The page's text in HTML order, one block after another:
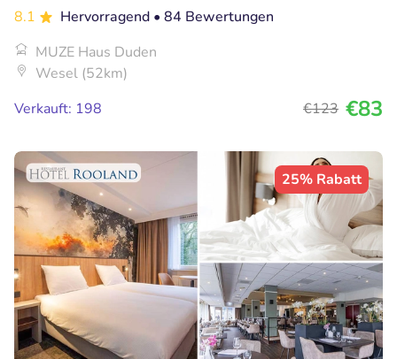
8.1 Hervorragend • 84 Bewertungen
MUZE Haus Duden
Wesel (52km)
Verkauft: 198
€123 €83
25% Rabatt